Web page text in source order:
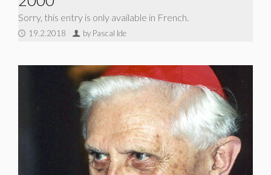
Sorry, this entry is only available in French.
19.2.2018 by Pascal Ide